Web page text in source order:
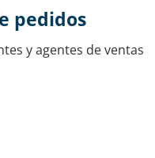
pedidos
y agentes de ventas